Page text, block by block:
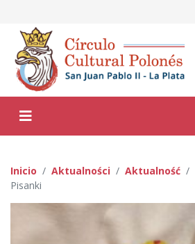
Inicio Aktualności Aktualność
Pisanki